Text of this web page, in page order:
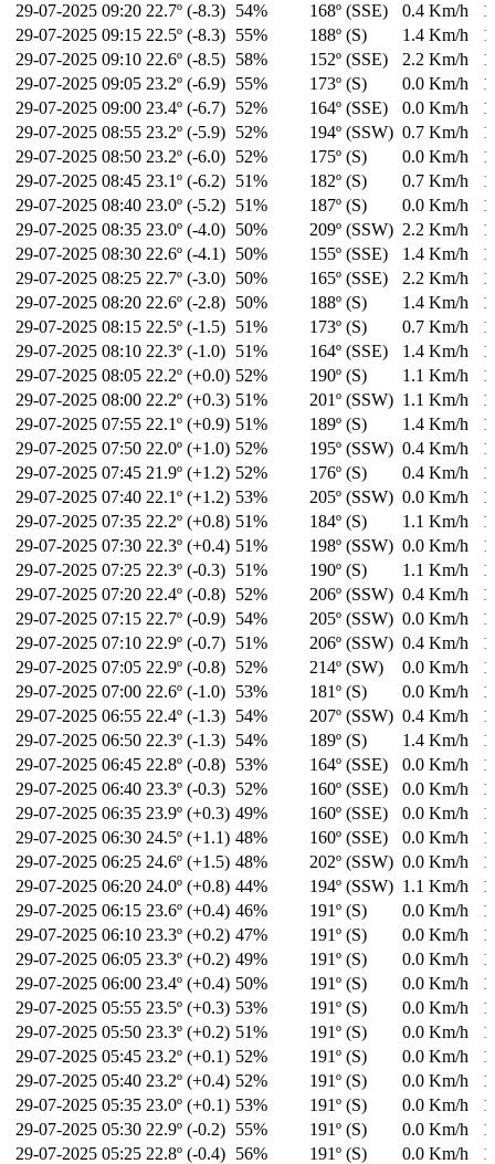
29-07-2025 09:20 22.7º (-8.3) 54% 168º (SSE) 0.4 Km/h
29-07-2025 09:15 22.5º (-8.3) 55% 188º (S) 1.4 Km/h
29-07-2025 09:10 22.6º (-8.5) 58% 152º (SSE) 2.2 Km/h
29-07-2025 09:05 23.2º (-6.9) 55% 173º (S) 0.0 Km/h
29-07-2025 09:00 23.4º (-6.7) 52% 164º (SSE) 0.0 Km/h
29-07-2025 08:55 23.2º (-5.9) 52% 194º (SSW) 0.7 Km/h
29-07-2025 08:50 23.2º (-6.0) 52% 175º (S) 0.0 Km/h
29-07-2025 08:45 23.1º (-6.2) 51% 182º (S) 0.7 Km/h
29-07-2025 08:40 23.0º (-5.2) 51% 187º (S) 0.0 Km/h
29-07-2025 08:35 23.0º (-4.0) 50% 209º (SSW) 2.2 Km/h
29-07-2025 08:30 22.6º (-4.1) 50% 155º (SSE) 1.4 Km/h
29-07-2025 08:25 22.7º (-3.0) 50% 165º (SSE) 2.2 Km/h
29-07-2025 08:20 22.6º (-2.8) 50% 188º (S) 1.4 Km/h
29-07-2025 08:15 22.5º (-1.5) 51% 173º (S) 0.7 Km/h
29-07-2025 08:10 22.3º (-1.0) 51% 164º (SSE) 1.4 Km/h
29-07-2025 08:05 22.2º (+0.0) 52% 190º (S) 1.1 Km/h
29-07-2025 08:00 22.2º (+0.3) 51% 201º (SSW) 1.1 Km/h
29-07-2025 07:55 22.1º (+0.9) 51% 189º (S) 1.4 Km/h
29-07-2025 07:50 22.0º (+1.0) 52% 195º (SSW) 0.4 Km/h
29-07-2025 07:45 21.9º (+1.2) 52% 176º (S) 0.4 Km/h
29-07-2025 07:40 22.1º (+1.2) 53% 205º (SSW) 0.0 Km/h
29-07-2025 07:35 22.2º (+0.8) 51% 184º (S) 1.1 Km/h
29-07-2025 07:30 22.3º (+0.4) 51% 198º (SSW) 0.0 Km/h
29-07-2025 07:25 22.3º (-0.3) 51% 190º (S) 1.1 Km/h
29-07-2025 07:20 22.4º (-0.8) 52% 206º (SSW) 0.4 Km/h
29-07-2025 07:15 22.7º (-0.9) 54% 205º (SSW) 0.0 Km/h
29-07-2025 07:10 22.9º (-0.7) 51% 206º (SSW) 0.4 Km/h
29-07-2025 07:05 22.9º (-0.8) 52% 214º (SW) 0.0 Km/h
29-07-2025 07:00 22.6º (-1.0) 53% 181º (S) 0.0 Km/h
29-07-2025 06:55 22.4º (-1.3) 54% 207º (SSW) 0.4 Km/h
29-07-2025 06:50 22.3º (-1.3) 54% 189º (S) 1.4 Km/h
29-07-2025 06:45 22.8º (-0.8) 53% 164º (SSE) 0.0 Km/h
29-07-2025 06:40 23.3º (-0.3) 52% 160º (SSE) 0.0 Km/h
29-07-2025 06:35 23.9º (+0.3) 49% 160º (SSE) 0.0 Km/h
29-07-2025 06:30 24.5º (+1.1) 48% 160º (SSE) 0.0 Km/h
29-07-2025 06:25 24.6º (+1.5) 48% 202º (SSW) 0.0 Km/h
29-07-2025 06:20 24.0º (+0.8) 44% 194º (SSW) 1.1 Km/h
29-07-2025 06:15 23.6º (+0.4) 46% 191º (S) 0.0 Km/h
29-07-2025 06:10 23.3º (+0.2) 47% 191º (S) 0.0 Km/h
29-07-2025 06:05 23.3º (+0.2) 49% 191º (S) 0.0 Km/h
29-07-2025 06:00 23.4º (+0.4) 50% 191º (S) 0.0 Km/h
29-07-2025 05:55 23.5º (+0.3) 53% 191º (S) 0.0 Km/h
29-07-2025 05:50 23.3º (+0.2) 51% 191º (S) 0.0 Km/h
29-07-2025 05:45 23.2º (+0.1) 52% 191º (S) 0.0 Km/h
29-07-2025 05:40 23.2º (+0.4) 52% 191º (S) 0.0 Km/h
29-07-2025 05:35 23.0º (+0.1) 53% 191º (S) 0.0 Km/h
29-07-2025 05:30 22.9º (-0.2) 55% 191º (S) 0.0 Km/h
29-07-2025 05:25 22.8º (-0.4) 56% 191º (S) 0.0 Km/h